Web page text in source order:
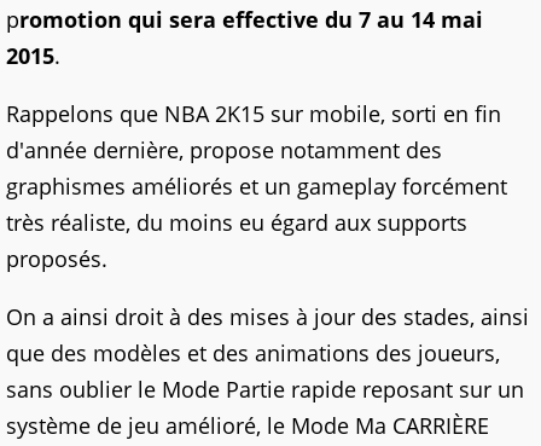
promotion qui sera effective du 7 au 14 mai
2015.
Rappelons que NBA 2K15 sur mobile, sorti en fin
d'année dernière, propose notamment des
graphismes améliorés et un gameplay forcément
très réaliste, du moins eu égard aux supports
proposés.
On a ainsi droit à des mises à jour des stades, ainsi
que des modèles et des animations des joueurs,
sans oublier le Mode Partie rapide reposant sur un
système de jeu amélioré, le Mode Ma CARRIÈRE